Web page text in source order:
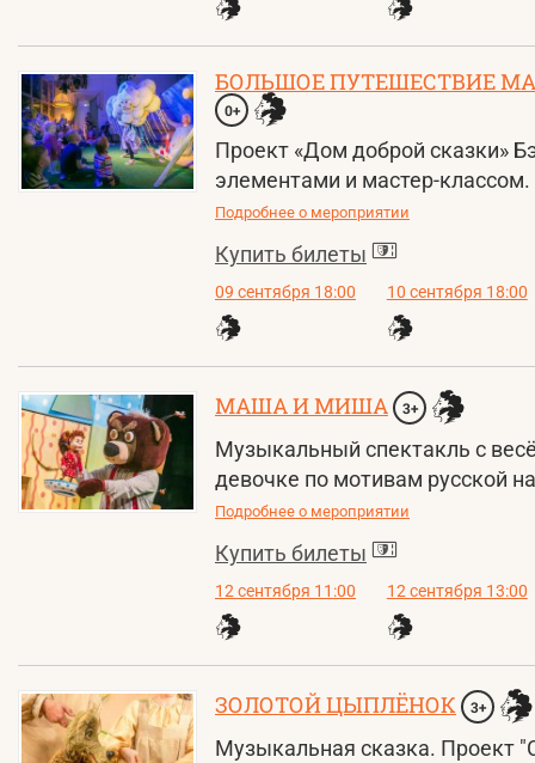
БОЛЬШОЕ ПУТЕШЕСТВИЕ
0+
Проект «Дом доброй сказки»
элементами и мастер-классом.
Подробнее о мероприятии
Купить билеты
09 сентября 18:00 10 сентября 18:00
МАША И МИША 3+
Музыкальный спектакль с
девочке по мотивам русской
Подробнее о мероприятии
Купить билеты
12 сентября 11:00 12 сентября 13:00
ЗОЛОТОЙ ЦЫПЛЁНОК 3+
Музыкальная сказка. Проект